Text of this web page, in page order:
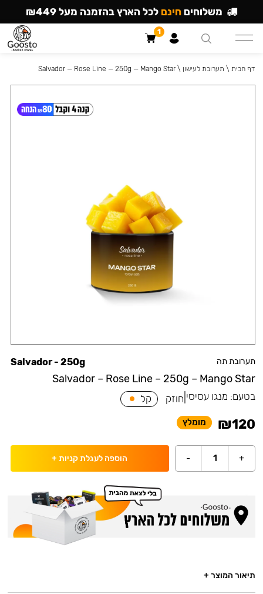
תערובת תה
Salvador – Rose Line – 250g – Mango Star
Salvador - 250g
בטעם: מנגו עסיסי חוזק קל
₪120 מומלץ
+
1
- הוספה לעגלת קניות +
דף הבית \ תערובת לעישון \
Salvador — Rose Line — 250g — Mango Star
תיאור המוצר +
משלוחים חינם לכל הארץ בהזמנה מעל ₪449
1